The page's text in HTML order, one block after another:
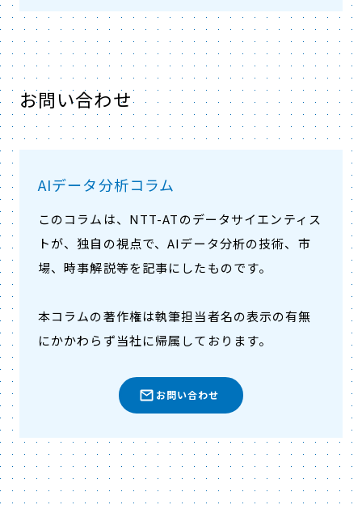
お問い合わせ
AIデータ分析コラム
このコラムは、NTT-ATのデータサイエンティス
トが、独自の視点で、AIデータ分析の技術、市
場、時事解説等を記事にしたものです。
本コラムの著作権は執筆担当者名の表示の有無
にかかわらず当社に帰属しております。
お問い合わせ